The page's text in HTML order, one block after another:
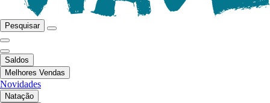
Pesquisar
Saldos
Melhores Vendas
Novidades
Natação